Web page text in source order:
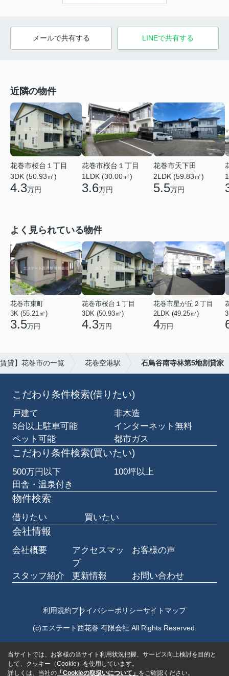
メールで共有する LINEで共有する
近隣の物件
花巻市桜台１丁目
3DK (50.93㎡)
4.3万円
花巻市桜台１丁目
1LDK (30.00㎡)
3.6万円
花巻市天下田
2LDK (59.83㎡)
5.5万円
よく見られている物件
花巻市東町
3K (55.21㎡)
3.5万円
花巻市桜台１丁目
3DK (50.93㎡)
4.3万円
花巻市星が丘２丁目
2LDK (49.25㎡)
4万円
貸】花巻市の一覧 花巻空港駅 石鳥谷南寺林第5地割貸家
こだわり条件検索(借りたい)
戸建て
非木造
3台以上駐車可能
インターネット無料
ペット可能
都市ガス
こだわり条件検索(買いたい)
500万円以下
100坪以上
田舎・温泉付き
物件検索
借りたい 買いたい
会社情報
会社概要
アクセスマッ
プ
お客様の声
スタッフ紹介 更新情報 お問い合わせ
利用規約プライバシーポリシーサイトマップ
(c)エステート西花巻 有限会社 All Rights Reserved.
当サイトでは、お客様の当サイト利用状況把握、サービス向上検討を目的と
して、クッキー（Cookie）を使用しています。
詳しくは、当社の 「Cookieの取扱いについて」 をご確認ください。